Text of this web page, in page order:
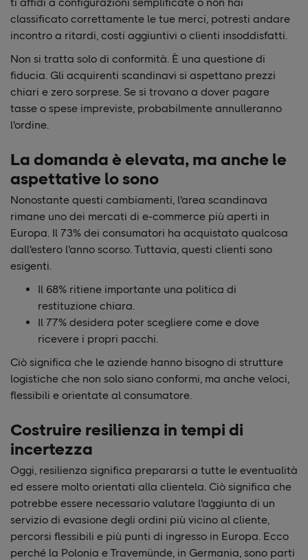
classificato correttamente le tue merci, potresti andare
incontro a ritardi, costi aggiuntivi o clienti insoddisfatti.
Non si tratta solo di conformità. È una questione di
fiducia. Gli acquirenti scandinavi si aspettano prezzi
chiari e zero sorprese. Se si trovano a dover pagare
tasse o spese impreviste, probabilmente annulleranno
l'ordine.
La domanda è elevata, ma anche le
aspettative lo sono
Nonostante questi cambiamenti, l'area scandinava
rimane uno dei mercati di e-commerce più aperti in
Europa. Il 73% dei consumatori ha acquistato qualcosa
dall'estero l'anno scorso. Tuttavia, questi clienti sono
esigenti.
Il 68% ritiene importante una politica di
restituzione chiara.
Il 77% desidera poter scegliere come e dove
ricevere i propri pacchi.
Ciò significa che le aziende hanno bisogno di strutture
logistiche che non solo siano conformi, ma anche veloci,
flessibili e orientate al consumatore.
Costruire resilienza in tempi di
incertezza
Oggi, resilienza significa prepararsi a tutte le eventualità
ed essere molto orientati alla clientela. Ciò significa che
potrebbe essere necessario valutare l'aggiunta di un
servizio di evasione degli ordini più vicino al cliente,
percorsi flessibili e più punti di ingresso in Europa. Ecco
perché la Polonia e Travemünde, in Germania, sono parti